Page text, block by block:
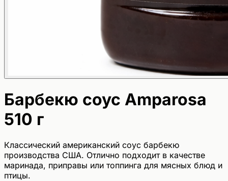
Барбекю соус Amparosa
510 г
Классический американский соус барбекю
производства США. Отлично подходит в качестве
маринада, приправы или топпинга для мясных блюд и
птицы.